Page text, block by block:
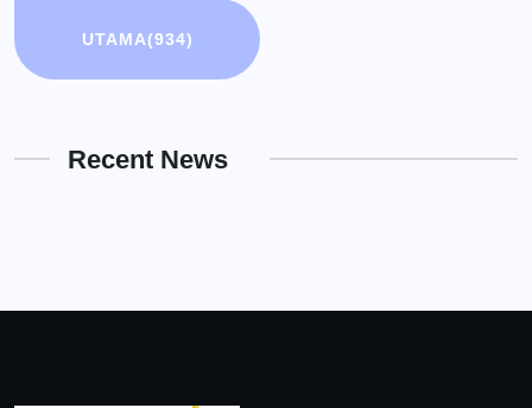
UTAMA(934)
Recent News